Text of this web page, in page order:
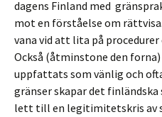
dagens Finland med
mot en förståelse om
vana vid att lita på
Också (åtminstone den
uppfattats som vänlig och
gränser skapar det
lett till en legitimitetskris av